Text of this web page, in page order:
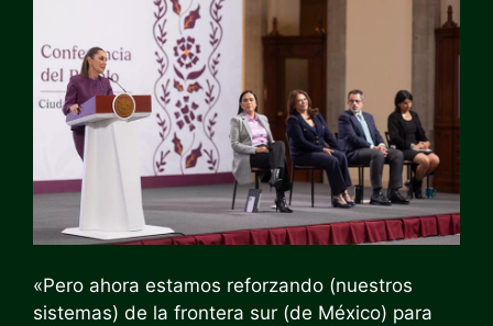
«Pero ahora estamos reforzando (nuestros
sistemas) de la frontera sur (de México) para